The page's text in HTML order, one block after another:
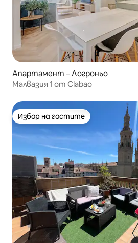
Апартамент – Логроньо
Малвазия 1 от Clabao
Избор на гостите
Избор на гостите